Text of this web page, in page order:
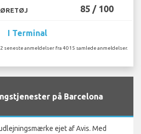
85 / 100
I Terminal
seneste anmeldelser fra 4015 samlede anmeldelser.
på Barcelona
ejet af Avis. Med